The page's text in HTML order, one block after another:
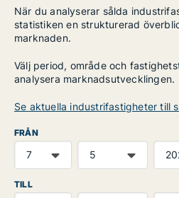
När du analyserar sålda
statistiken en strukturerad
marknaden.
Välj period, område och
analysera marknadsutvecklingen.
Se aktuella industrifastigheter till
FRÅN
TILL